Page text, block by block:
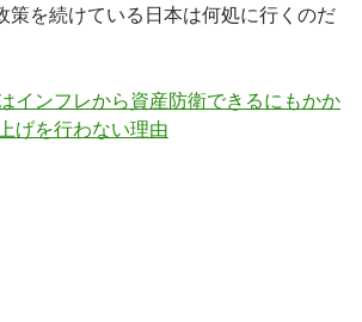
策を続けている日本は何処に行くのだ
インフレから資産防衛できるにもかか
げを行わない理由